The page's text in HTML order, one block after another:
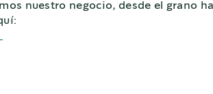
nuestro negocio, desde el grano